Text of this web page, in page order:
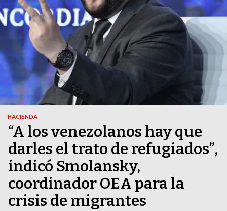
HACIENDA
“A los venezolanos hay que
darles el trato de refugiados”,
indicó Smolansky,
coordinador OEA para la
crisis de migrantes